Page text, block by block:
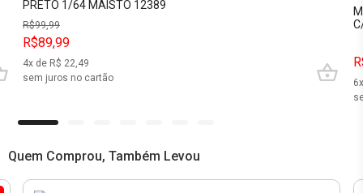
PRETO 1/64 MAISTO 12389
R$99,99
R$89,99
4x de R$ 22,49
sem juros no cartão
6
Quem Comprou, Também Levou